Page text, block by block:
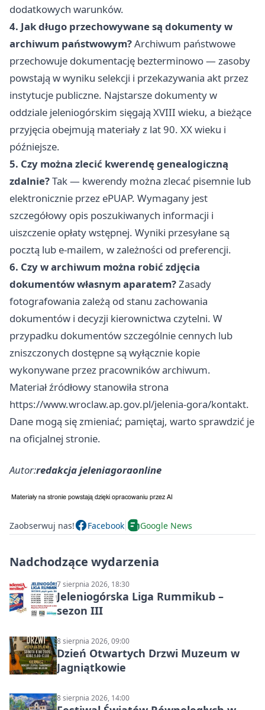
dodatkowych warunków.
4. Jak długo przechowywane są dokumenty w
archiwum państwowym?Archiwum państwowe
przechowuje dokumentację bezterminowo — zasoby
powstają w wyniku selekcji i przekazywania akt przez
instytucje publiczne. Najstarsze dokumenty w
oddziale jeleniogórskim sięgają XVIII wieku, a bieżące
przyjęcia obejmują materiały z lat 90. XX wieku i
późniejsze.
5. Czy można zlecić kwerendę genealogiczną
zdalnie?Tak — kwerendy można zlecać pisemnie lub
elektronicznie przez ePUAP. Wymagany jest
szczegółowy opis poszukiwanych informacji i
uiszczenie opłaty wstępnej. Wyniki przesyłane są
pocztą lub e-mailem, w zależności od preferencji.
6. Czy w archiwum można robić zdjęcia
dokumentów własnym aparatem?Zasady
fotografowania zależą od stanu zachowania
dokumentów i decyzji kierownictwa czytelni. W
przypadku dokumentów szczególnie cennych lub
zniszczonych dostępne są wyłącznie kopie
wykonywane przez pracowników archiwum.
Materiał źródłowy stanowiła strona
https://www.wroclaw.ap.gov.pl/jelenia-gora/kontakt.
Dane mogą się zmieniać; pamiętaj, warto sprawdzić je
na oficjalnej stronie.
Autor:redakcja jeleniagoraonline
Zaobserwuj nas! Facebook Google News
Nadchodzące wydarzenia
7 sierpnia 2026, 18:30
Jeleniogórska Liga Rummikub –
sezon III
8 sierpnia 2026, 09:00
Dzień Otwartych Drzwi Muzeum w
Jagniątkowie
8 sierpnia 2026, 14:00